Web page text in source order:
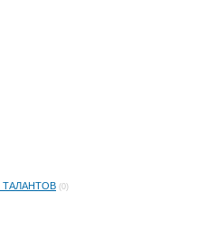
ТАЛАНТОВ (0)